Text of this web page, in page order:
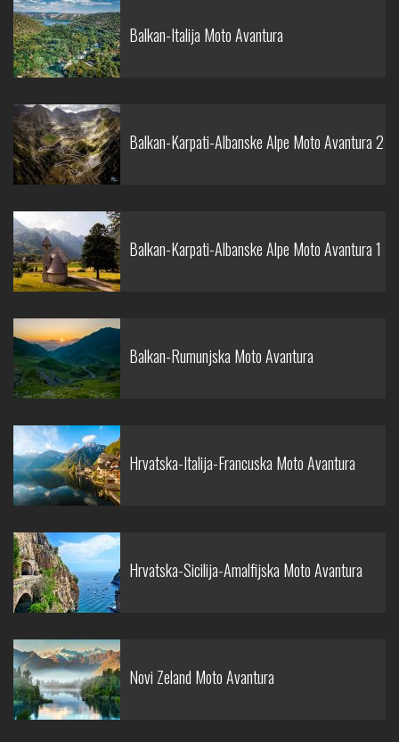
Balkan-Italija Moto Avantura
Balkan-Karpati-Albanske Alpe Moto Avantura 2
Balkan-Karpati-Albanske Alpe Moto Avantura 1
Balkan-Rumunjska Moto Avantura
Hrvatska-Italija-Francuska Moto Avantura
Hrvatska-Sicilija-Amalfijska Moto Avantura
Novi Zeland Moto Avantura